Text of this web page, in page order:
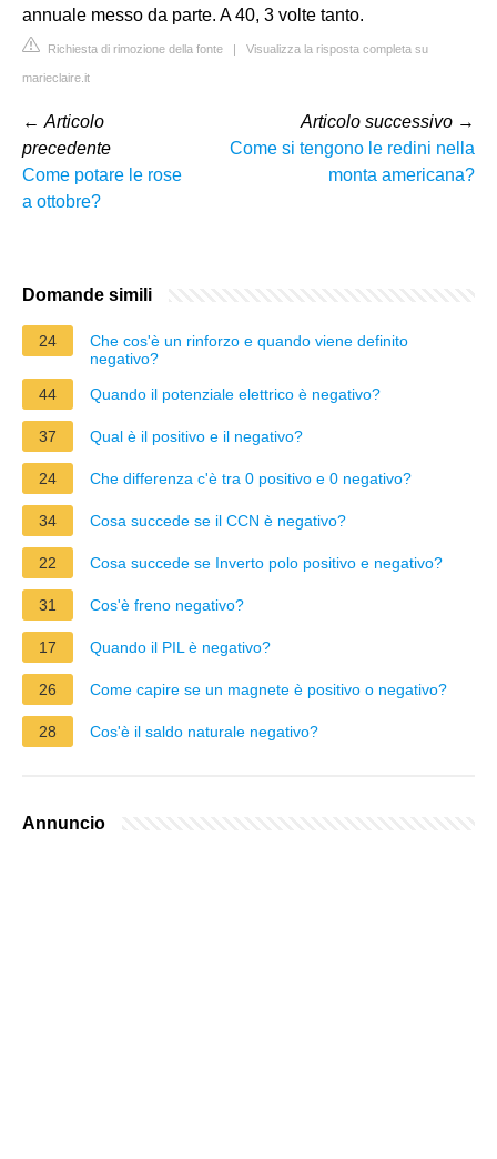
annuale messo da parte. A 40, 3 volte tanto.
Richiesta di rimozione della fonte | Visualizza la risposta completa su
marieclaire.it
← Articolo
precedente
Come potare le rose
a ottobre?
Articolo successivo →
Come si tengono le redini nella
monta americana?
Domande simili
24
Che cos'è un rinforzo e quando viene definito
negativo?
44
Quando il potenziale elettrico è negativo?
37 Qual è il positivo e il negativo?
24 Che differenza c'è tra 0 positivo e 0 negativo?
34 Cosa succede se il CCN è negativo?
22 Cosa succede se Inverto polo positivo e negativo?
31 Cos'è freno negativo?
17 Quando il PIL è negativo?
26 Come capire se un magnete è positivo o negativo?
28 Cos'è il saldo naturale negativo?
Annuncio